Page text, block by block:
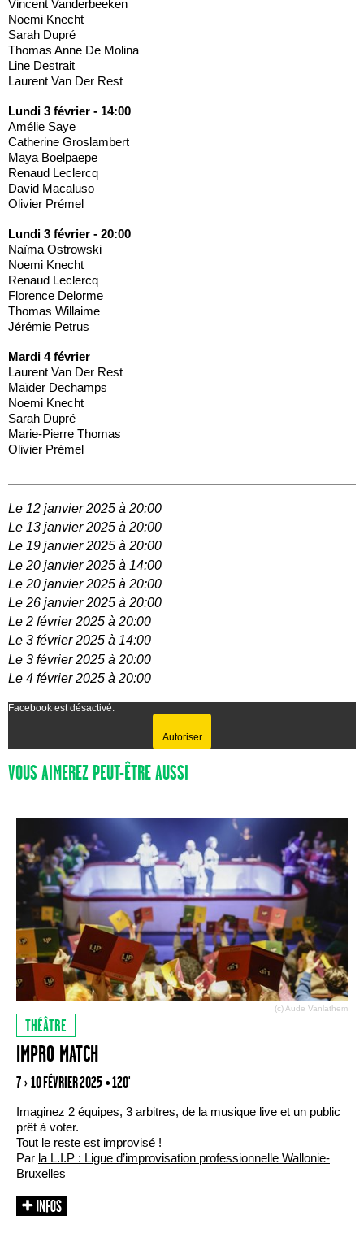
Vincent Vanderbeeken
Noemi Knecht
Sarah Dupré
Thomas Anne De Molina
Line Destrait
Laurent Van Der Rest
Lundi 3 février - 14:00
Amélie Saye
Catherine Groslambert
Maya Boelpaepe
Renaud Leclercq
David Macaluso
Olivier Prémel
Lundi 3 février - 20:00
Naïma Ostrowski
Noemi Knecht
Renaud Leclercq
Florence Delorme
Thomas Willaime
Jérémie Petrus
Mardi 4 février
Laurent Van Der Rest
Maïder Dechamps
Noemi Knecht
Sarah Dupré
Marie-Pierre Thomas
Olivier Prémel
Le 12 janvier 2025 à 20:00
Le 13 janvier 2025 à 20:00
Le 19 janvier 2025 à 20:00
Le 20 janvier 2025 à 14:00
Le 20 janvier 2025 à 20:00
Le 26 janvier 2025 à 20:00
Le 2 février 2025 à 20:00
Le 3 février 2025 à 14:00
Le 3 février 2025 à 20:00
Le 4 février 2025 à 20:00
Facebook est désactivé.
Autoriser
VOUS AIMEREZ PEUT-ÊTRE AUSSI
(c) Aude Vanlathem
THÉÂTRE
IMPRO MATCH
7 › 10 FÉVRIER 2025 • 120'
Imaginez 2 équipes, 3 arbitres, de la musique live et un public
prêt à voter.
Tout le reste est improvisé !
Par la L.I.P : Ligue d’improvisation professionnelle Wallonie-
Bruxelles